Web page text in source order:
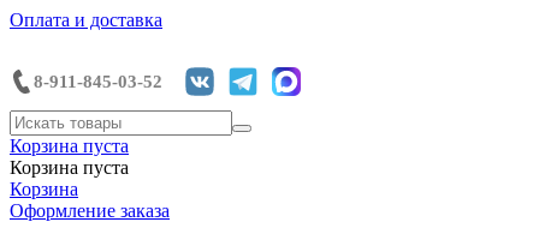
Оплата и доставка
8-911-845-03-52
Корзина пуста
Корзина пуста
Корзина
Оформление заказа